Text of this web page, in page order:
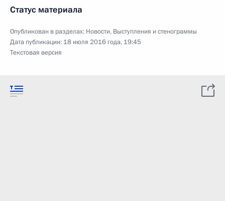
Статус материала
Опубликован в разделах: Новости, Выступления и стенограммы
Дата публикации: 18 июля 2016 года, 19:45
Текстовая версия